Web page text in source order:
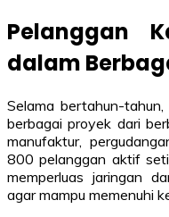
Pelanggan
dalam
Selama bertahun-
berbagai proyek dari
manufaktur,
800 pelanggan aktif
memperluas jaringan
agar mampu memenuhi